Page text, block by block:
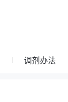
调剂办法